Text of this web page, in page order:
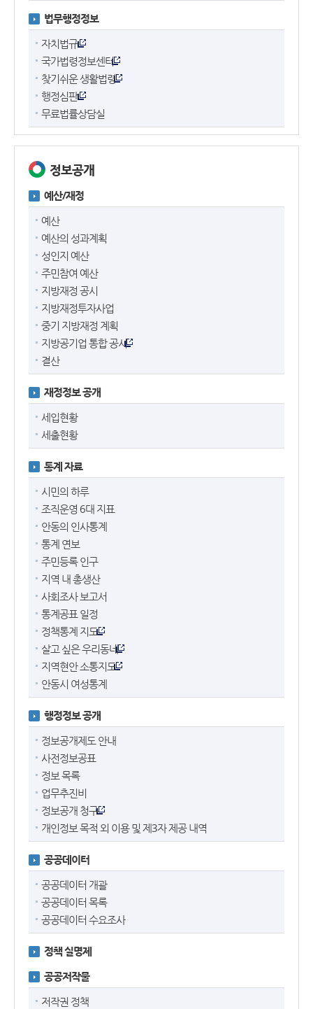
법무행정정보
자치법규
국가법령정보센터
찾기쉬운 생활법령
행정심판
무료법률상담실
정보공개
예산/재정
예산
예산의 성과계획
성인지 예산
주민참여 예산
지방재정 공시
지방재정투자사업
중기 지방재정 계획
지방공기업 통합 공시
결산
재정정보 공개
세입현황
세출현황
통계 자료
시민의 하루
조직운영 6대 지표
안동의 인사통계
통계 연보
주민등록 인구
지역 내 총생산
사회조사 보고서
통계공표 일정
정책통계 지도
살고 싶은 우리동네
지역현안 소통지도
안동시 여성통계
행정정보 공개
정보공개제도 안내
사전정보공표
정보 목록
업무추진비
정보공개 청구
개인정보 목적 외 이용 및 제3자 제공 내역
공공데이터
공공데이터 개괄
공공데이터 목록
공공데이터 수요조사
정책 실명제
공공저작물
저작권 정책